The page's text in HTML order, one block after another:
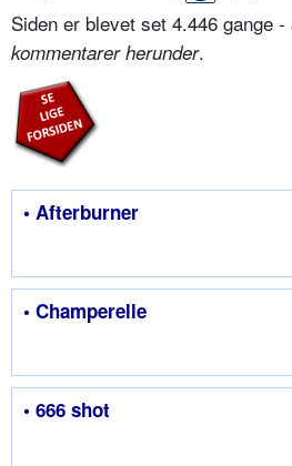
Siden er blevet set 4.446 gange -
kommentarer herunder.
• Afterburner
• Champerelle
• 666 shot